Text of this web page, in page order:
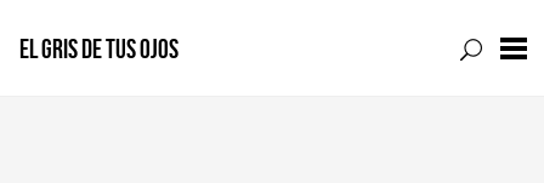
EL GRIS DE TUS OJOS